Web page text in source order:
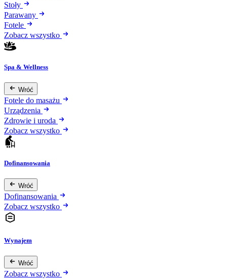
Stoły
Parawany
Fotele
Zobacz wszystko
Spa & Wellness
Wróć
Fotele do masażu
Urządzenia
Zdrowie i uroda
Zobacz wszystko
Dofinansowania
Wróć
Dofinansowania
Zobacz wszystko
Wynajem
Wróć
Zobacz wszystko